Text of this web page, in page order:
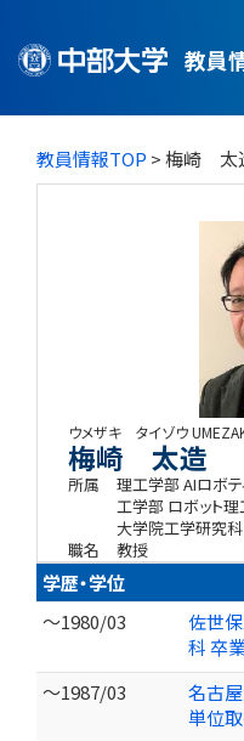
教員
教員情報TOP > 梅崎 太
ウメザキ タイゾウ
梅崎 太造
所属
理工学部 AIロボ
工学部 ロボット
大学院工学研究
職名
教授
学歴・学位
～1980/03
佐世
科 卒
～1987/03
名古
単位